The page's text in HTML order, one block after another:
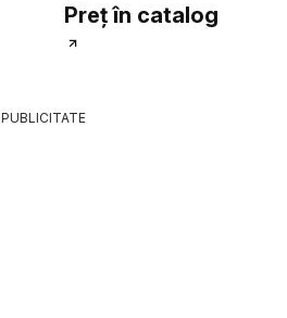
Preț în catalog
PUBLICITATE